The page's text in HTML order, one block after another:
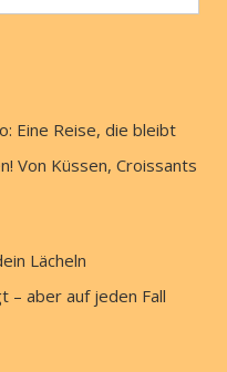
Eine Reise, die bleibt
Von Küssen, Croissants
Lächeln
– aber auf jeden Fall